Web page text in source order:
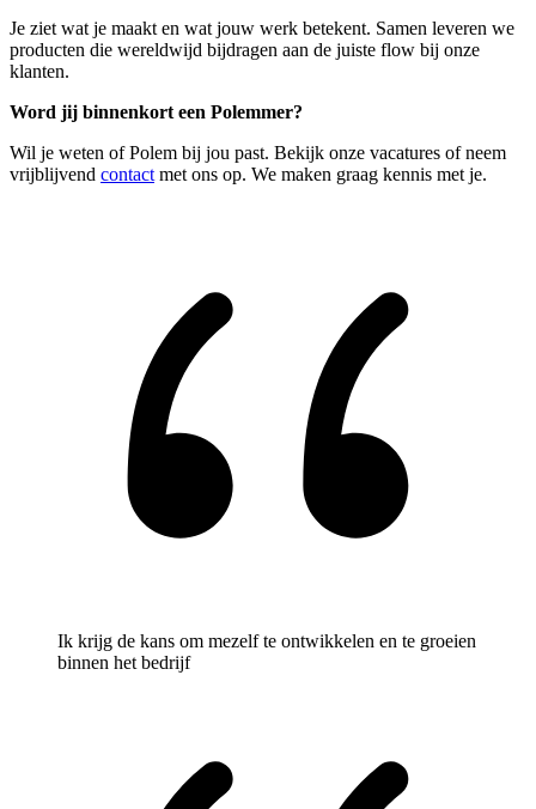
Je ziet wat je maakt en wat jouw werk betekent. Samen leveren we
producten die wereldwijd bijdragen aan de juiste flow bij onze
klanten.
Word jij binnenkort een Polemmer?
Wil je weten of Polem bij jou past. Bekijk onze vacatures of neem
vrijblijvend contactmet ons op. We maken graag kennis met je.
Ik krijg de kans om mezelf te ontwikkelen en te groeien
binnen het bedrijf